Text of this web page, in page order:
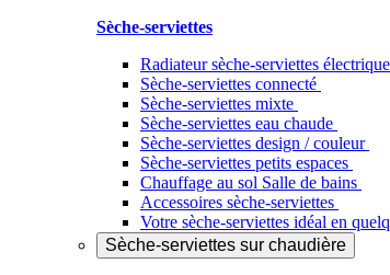
Sèche-serviettes
Radiateur sèche-serviettes électrique
Sèche-serviettes connecté
Sèche-serviettes mixte
Sèche-serviettes eau chaude
Sèche-serviettes design / couleur
Sèche-serviettes petits espaces
Chauffage au sol Salle de bains
Accessoires sèche-serviettes
Votre sèche-serviettes idéal en
Sèche-serviettes sur chaudière